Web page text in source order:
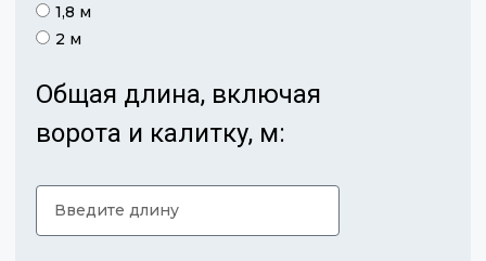
1,8 м
2 м
Общая длина, включая
ворота и калитку, м: